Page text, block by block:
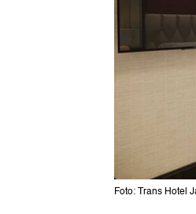
Foto: Trans Hotel